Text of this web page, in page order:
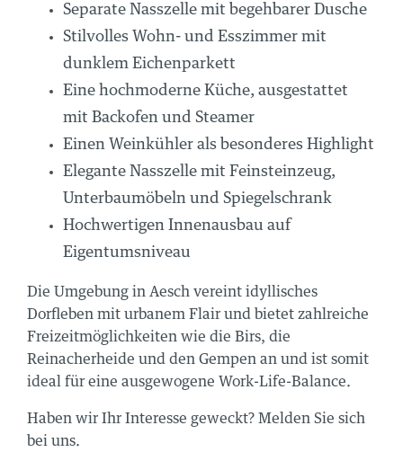
Separate Nasszelle mit begehbarer Dusche
Stilvolles Wohn- und Esszimmer mit
dunklem Eichenparkett
Eine hochmoderne Küche, ausgestattet
mit Backofen und Steamer
Einen Weinkühler als besonderes Highlight
Elegante Nasszelle mit Feinsteinzeug,
Unterbaumöbeln und Spiegelschrank
Hochwertigen Innenausbau auf
Eigentumsniveau
Die Umgebung in Aesch vereint idyllisches
Dorfleben mit urbanem Flair und bietet zahlreiche
Freizeitmöglichkeiten wie die Birs, die
Reinacherheide und den Gempen an und ist somit
ideal für eine ausgewogene Work-Life-Balance.
Haben wir Ihr Interesse geweckt? Melden Sie sich
bei uns.